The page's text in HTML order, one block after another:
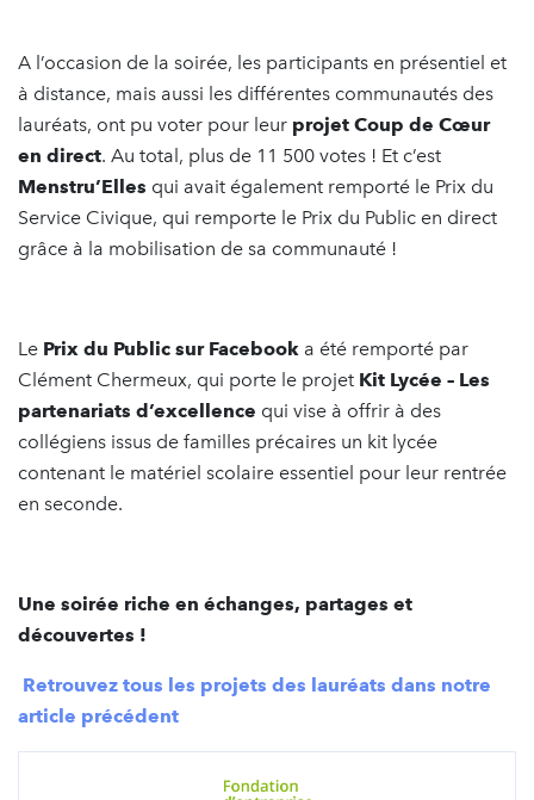
A l’occasion de la soirée, les participants en présentiel et
à distance, mais aussi les différentes communautés des
lauréats, ont pu voter pour leur projet Coup de Cœur
en direct. Au total, plus de 11 500 votes ! Et c’est
Menstru’Elles qui avait également remporté le Prix du
Service Civique, qui remporte le Prix du Public en direct
grâce à la mobilisation de sa communauté !
Le Prix du Public sur Facebook a été remporté par
Clément Chermeux, qui porte le projet Kit Lycée – Les
partenariats d’excellence qui vise à offrir à des
collégiens issus de familles précaires un kit lycée
contenant le matériel scolaire essentiel pour leur rentrée
en seconde.
Une soirée riche en échanges, partages et
découvertes !
Retrouvez tous les projets des lauréats dans notre
article précédent